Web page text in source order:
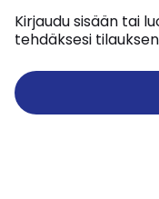
Kirjaudu sisään tai
tehdäksesi tilauksen